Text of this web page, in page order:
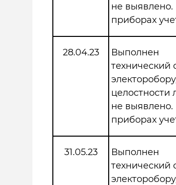
не
приборах
28.04.23
Выполнен
технический
не
приборах
31.05.23
Выполнен
технический